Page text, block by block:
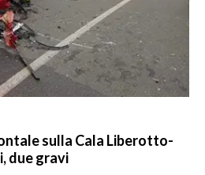
sulla Cala Liberotto-
due gravi